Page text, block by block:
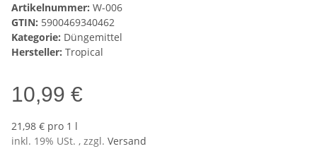
Artikelnummer: W-006
GTIN: 5900469340462
Kategorie: Düngemittel
Hersteller: Tropical
10,99 €
21,98 € pro 1 l
inkl. 19% USt. , zzgl. Versand